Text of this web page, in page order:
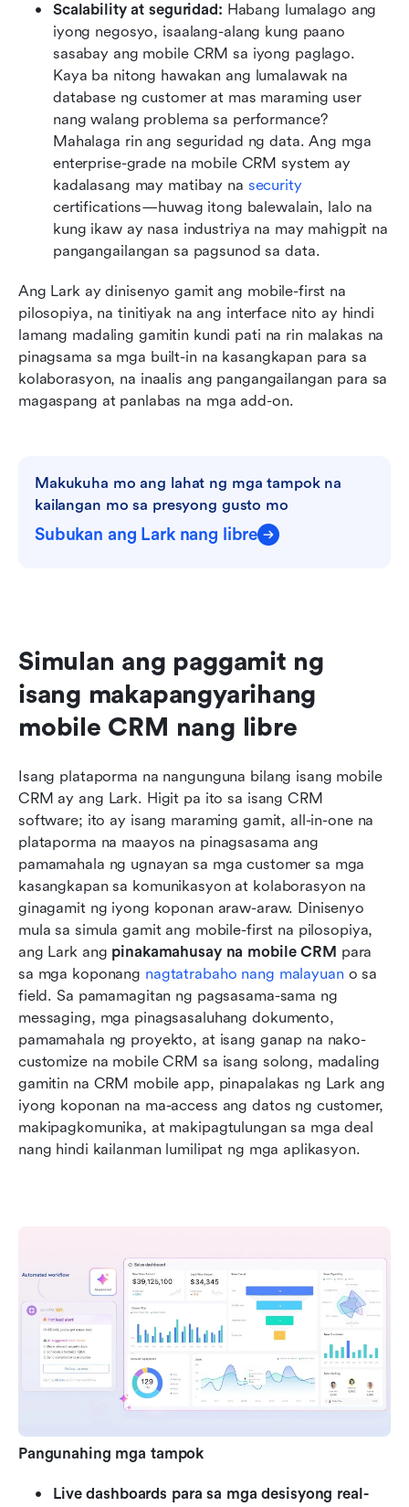
Scalability at seguridad: Habang lumalago ang
iyong negosyo, isaalang-alang kung paano
sasabay ang mobile CRM sa iyong paglago.
Kaya ba nitong hawakan ang lumalawak na
database ng customer at mas maraming user
nang walang problema sa performance?
Mahalaga rin ang seguridad ng data. Ang mga
enterprise-grade na mobile CRM system ay
kadalasang may matibay na security
certifications—huwag itong balewalain, lalo na
kung ikaw ay nasa industriya na may mahigpit na
pangangailangan sa pagsunod sa data.
Ang Lark ay dinisenyo gamit ang mobile-first na
pilosopiya, na tinitiyak na ang interface nito ay hindi
lamang madaling gamitin kundi pati na rin malakas na
pinagsama sa mga built-in na kasangkapan para sa
kolaborasyon, na inaalis ang pangangailangan para sa
magaspang at panlabas na mga add-on.
Makukuha mo ang lahat ng mga tampok na
kailangan mo sa presyong gusto mo
Subukan ang Lark nang libre
Simulan ang paggamit ng
isang makapangyarihang
mobile CRM nang libre
Isang plataporma na nangunguna bilang isang mobile
CRM ay ang Lark. Higit pa ito sa isang CRM
software; ito ay isang maraming gamit, all-in-one na
plataporma na maayos na pinagsasama ang
pamamahala ng ugnayan sa mga customer sa mga
kasangkapan sa komunikasyon at kolaborasyon na
ginagamit ng iyong koponan araw-araw. Dinisenyo
mula sa simula gamit ang mobile-first na pilosopiya,
ang Lark ang pinakamahusay na mobile CRM para
sa mga koponang nagtatrabaho nang malayuan o sa
field. Sa pamamagitan ng pagsasama-sama ng
messaging, mga pinagsasaluhang dokumento,
pamamahala ng proyekto, at isang ganap na nako-
customize na mobile CRM sa isang solong, madaling
gamitin na CRM mobile app, pinapalakas ng Lark ang
iyong koponan na ma-access ang datos ng customer,
makipagkomunika, at makipagtulungan sa mga deal
nang hindi kailanman lumilipat ng mga aplikasyon.
Pangunahing mga tampok
Live dashboards para sa mga desisyong real-